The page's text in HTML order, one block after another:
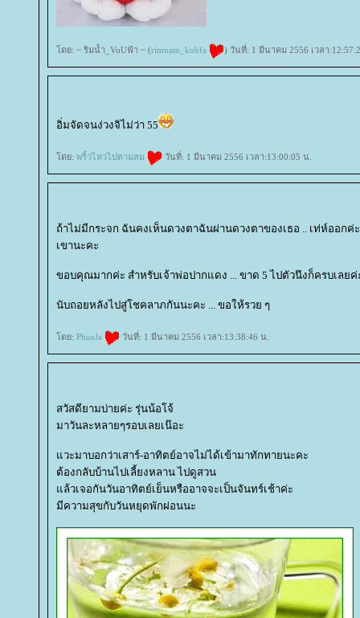
ดย: ~ ริมน้ำ_VoUฟ้า ~ (rimnam_kobfa ) วันที่: 1 มีนาคม 2556 เวลา
อิ่มจัดจนง่วงจิไม่ว่า 55
ดย: พริ้วไหวไปตามลม วันที่: 1 มีนาคม 2556 เวลา:13:00:05 น.
ถ้าไม่มีกระจก ฉันคงเห็นดวงตาฉันผ่านดวงตาของเธอ .. เท่ห์ออกค่
เขานะคะ
ขอบคุณมากค่ะ สำหรับเจ้าพ่อปากแดง ... ขาด 5 ไปตัวนึงก็ครบเลยค่
นับถอยหลังไปสู่โชคลาภกันนะคะ ... ขอให้รวย ๆ
ดย: PhueJa วันที่: 1 มีนาคม 2556 เวลา:13:38:46 น.
สวัสดียามบ่ายค่ะ รุ่นน้อโจ้
มาวันละหลายๆรอบเลยเน๊อะ
วะมาบอกว่าเสาร์-อาทิตย์อาจไม่ได้เข้ามาทักทายนะคะ
ต้องกลับบ้านไปเลี้ยงหลาน ไปดูสวน
ล้วเจอกันวันอาทิตย์เย็นหรืออาจจะเป็นจันทร์เช้าค่ะ
มีความสุขกับวันหยุดพักผ่อนนะ